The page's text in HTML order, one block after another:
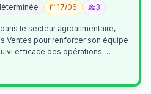
17/06 3
le secteur agroalimentaire,
Ventes pour renforcer son équipe
efficace des opérations.